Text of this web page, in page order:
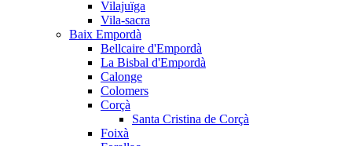
Vilajuïga
Vila-sacra
Baix Empordà
Bellcaire d'Empordà
La Bisbal d'Empordà
Calonge
Colomers
Corçà
Santa Cristina de Corçà
Foixà